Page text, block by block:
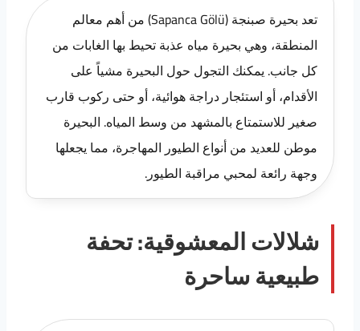
تعد بحيرة صبنجة (Sapanca Gölü) من أهم معالم
المنطقة، وهي بحيرة مياه عذبة تحيط بها الغابات من
كل جانب. يمكنك التجول حول البحيرة مشياً على
الأقدام، أو استئجار دراجة هوائية، أو حتى ركوب قارب
صغير للاستمتاع بالمشهد من وسط المياه. البحيرة
موطن للعديد من أنواع الطيور المهاجرة، مما يجعلها
وجهة رائعة لمحبي مراقبة الطيور.
شلالات المعشوقية: تحفة
طبيعية ساحرة